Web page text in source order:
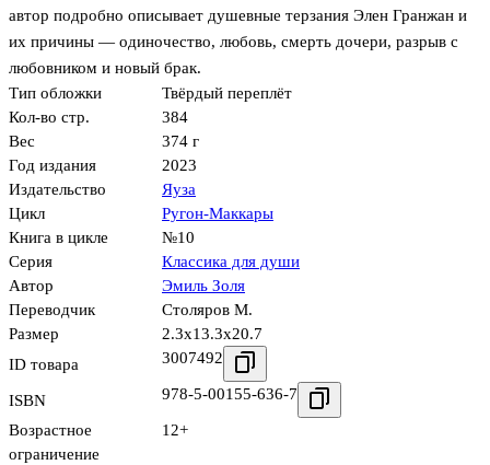
автор подробно описывает душевные терзания Элен Гранжан и
их причины — одиночество, любовь, смерть дочери, разрыв с
любовником и новый брак.
Тип обложки
Твёрдый переплёт
Кол-во стр.
384
Вес
374 г
Год издания
2023
Издательство
Яуза
Цикл
Ругон-Маккары
Книга в цикле
№10
Серия
Классика для души
Автор
Эмиль Золя
Переводчик
Столяров М.
Размер
2.3x13.3x20.7
ID товара
3007492
ISBN 978-5-00155-636-7
Возрастное
ограничение
12+